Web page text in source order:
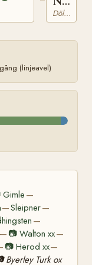
2929
Dölehäst
(linjeavel)
Gimle —
—Sleipner—
—
— 📷Walton xx—
📷 Herod xx—
Byerley Turk ox